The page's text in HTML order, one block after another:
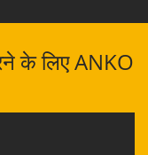
के लिए ANKO